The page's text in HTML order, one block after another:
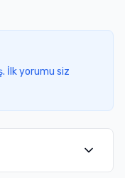
İlk yorumu siz